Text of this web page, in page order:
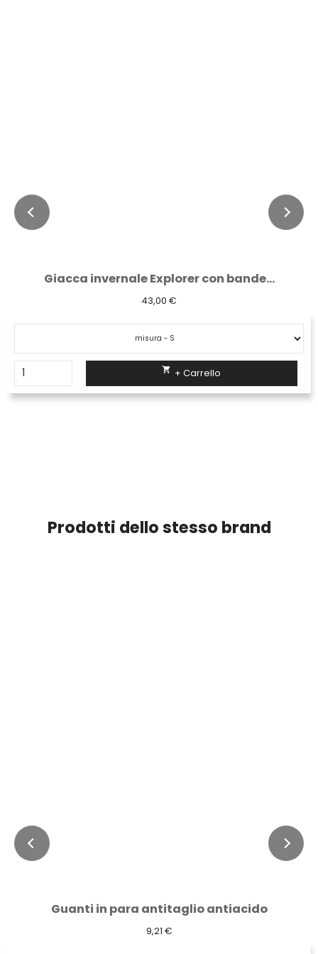
Giacca invernale Explorer con bande...
43,00 €
 + Carrello
Prodotti dello stesso brand
Guanti in para antitaglio antiacido
9,21 €